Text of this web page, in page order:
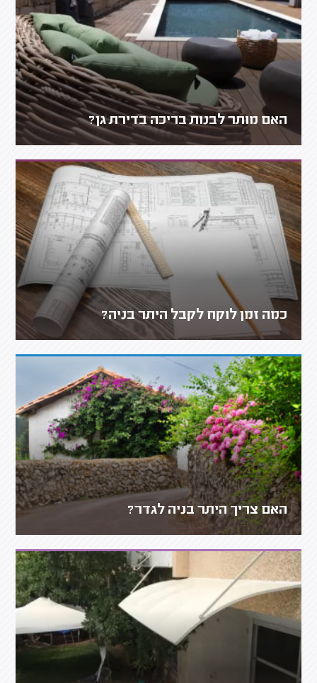
האם מותר לבנות בריכה בדירת גן?
כמה זמן לוקח לקבל היתר בניה?
האם צריך היתר בניה לגדר?